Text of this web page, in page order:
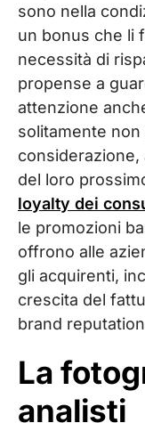
sono nella
un bonus che li
necessità di
propense a
attenzione
solitamente
del loro
loyalty dei
le promozioni
offrono alle
gli acquirenti,
crescita del
brand
La
analisti